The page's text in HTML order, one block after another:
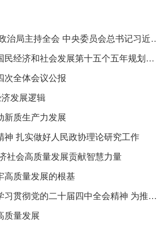
持全会 中央委员会总书记习近平作重要讲话
社会发展第十五个五年规划的建议》的说明
次全体会议公报
发展逻辑
新质生产力发展
扎实做好人民政协理论研究工作
社会高质量发展贡献智慧力量
高质量发展的根基
精神 为推动湖北支点建设取得决定性进展贡献政协智慧和力量
质量发展